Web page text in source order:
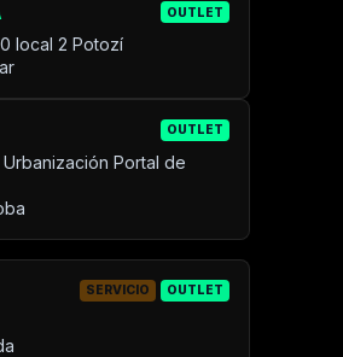
OUTLET
local 2 Potozí
OUTLET
Portal de
SERVICIO OUTLET